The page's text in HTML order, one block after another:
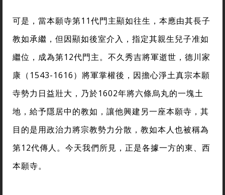
可是，當本願寺第11代門主顯如往生，本應由其長子
教如承繼，但因顯如後室介入，指定其親生兒子准如
繼位，成為第12代門主。不久秀吉將軍逝世，德川家
康（1543-1616）將軍掌權後，因擔心淨土真宗本願
寺勢力日益壯大，乃於1602年將六條烏丸的一塊土
地，給予隱居中的教如，讓他興建另一座本願寺，其
目的是用政治力將宗教勢力分散，教如本人也被稱為
第12代傳人。今天我們所見，正是各據一方的東、西
本願寺。